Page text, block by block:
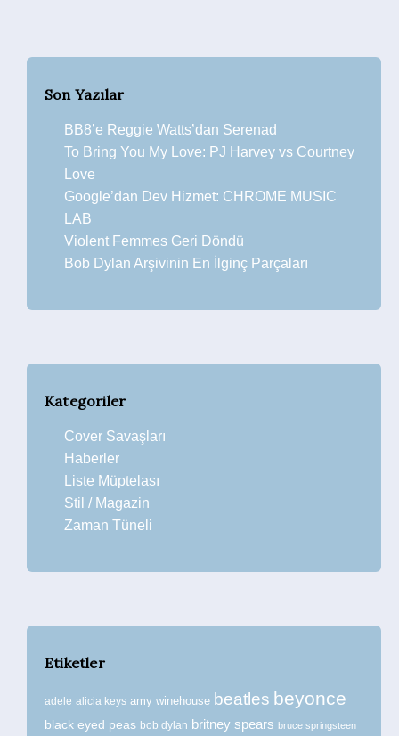
Son Yazılar
BB8’e Reggie Watts’dan Serenad
To Bring You My Love: PJ Harvey vs Courtney
Love
Google’dan Dev Hizmet: CHROME MUSIC
LAB
Violent Femmes Geri Döndü
Bob Dylan Arşivinin En İlginç Parçaları
Kategoriler
Cover Savaşları
Haberler
Liste Müptelası
Stil / Magazin
Zaman Tüneli
Etiketler
adele alicia keys amy winehouse beatles beyonce
black eyed peas bob dylan britney spears bruce springsteen